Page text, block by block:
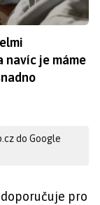
navíc je máme
do Google
pro